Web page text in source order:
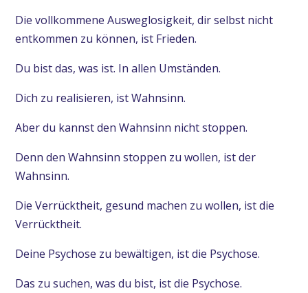
Die vollkommene Ausweglosigkeit, dir selbst nicht
entkommen zu können, ist Frieden.
Du bist das, was ist. In allen Umständen.
Dich zu realisieren, ist Wahnsinn.
Aber du kannst den Wahnsinn nicht stoppen.
Denn den Wahnsinn stoppen zu wollen, ist der
Wahnsinn.
Die Verrücktheit, gesund machen zu wollen, ist die
Verrücktheit.
Deine Psychose zu bewältigen, ist die Psychose.
Das zu suchen, was du bist, ist die Psychose.